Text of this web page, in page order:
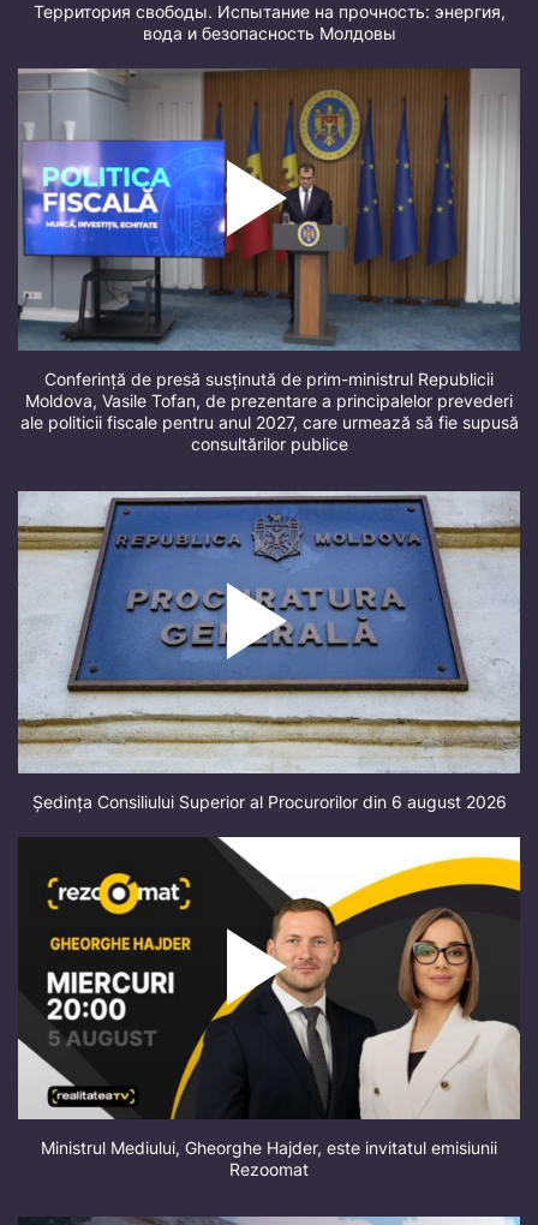
Территория свободы. Испытание на прочность: энергия,
вода и безопасность Молдовы
Conferință de presă susținută de prim-ministrul Republicii
Moldova, Vasile Tofan, de prezentare a principalelor prevederi
ale politicii fiscale pentru anul 2027, care urmează să fie supusă
consultărilor publice
Ședința Consiliului Superior al Procurorilor din 6 august 2026
Ministrul Mediului, Gheorghe Hajder, este invitatul emisiunii
Rezoomat